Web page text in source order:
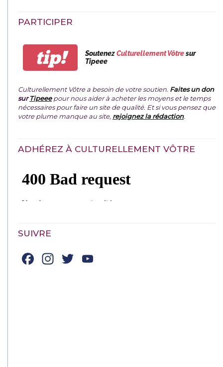
PARTICIPER
tip! SoutenezCulturellement Vôtresur
Tipeee
Culturellement Vôtre a besoin de votre soutien. Faites un don
surTipeeepour nous aider à acheter les moyens et le temps
nécessaires pour faire un site de qualité. Et si vous pensez que
votre plume manque au site, rejoignez la rédaction.
ADHÉREZ À CULTURELLEMENT VÔTRE
SUIVRE
Facebook
Instagram
Twitter